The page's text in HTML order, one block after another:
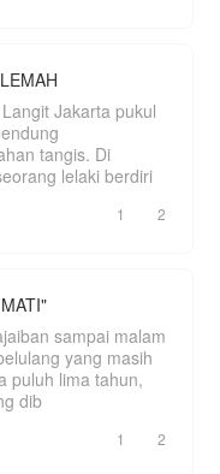
tangis. Di
lelaki berdiri
1 2
sampai malam
yang masih
dib
1 2